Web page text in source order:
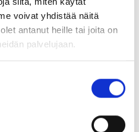
voivat yhdistää näitä
antanut heille tai joita on
palvelujaan.